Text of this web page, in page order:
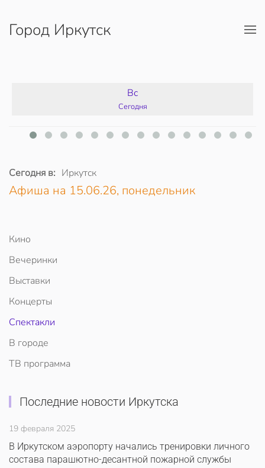
Перейти к содержимому
Город Иркутск
Вс
Сегодня
Сегодня в: Иркутск
Афиша на 15.06.26, понедельник
Кино
Вечеринки
Выставки
Концерты
Спектакли
В городе
ТВ программа
Последние новости Иркутска
19 февраля 2025
В Иркутском аэропорту начались тренировки личного
состава парашютно-десантной пожарной службы